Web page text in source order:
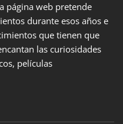
página web pretende
durante esos años e
que tienen que
las curiosidades
películas